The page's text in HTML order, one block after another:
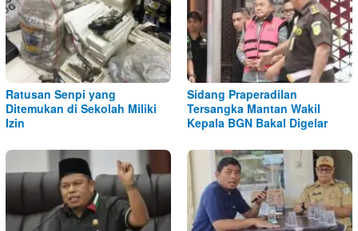
Ratusan Senpi yang
Ditemukan di Sekolah Miliki
Izin
Sidang Praperadilan
Tersangka Mantan Wakil
Kepala BGN Bakal Digelar